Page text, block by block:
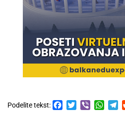
Podelite tekst: Facebook
Twitter
Viber